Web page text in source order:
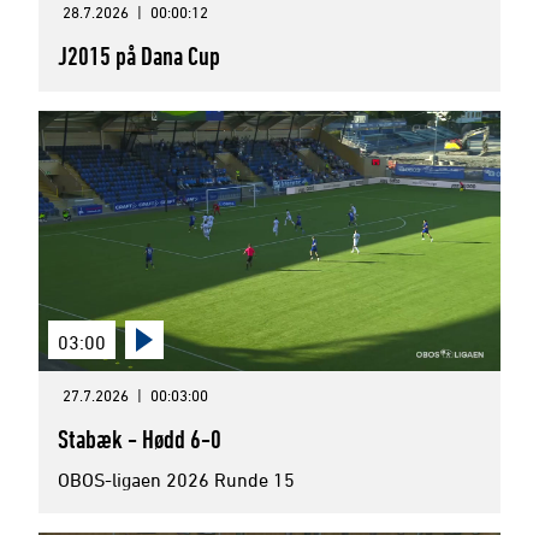
28.7.2026 | 00:00:12
J2015 på Dana Cup
03:00
27.7.2026 | 00:03:00
Stabæk - Hødd 6-0
OBOS-ligaen 2026 Runde 15